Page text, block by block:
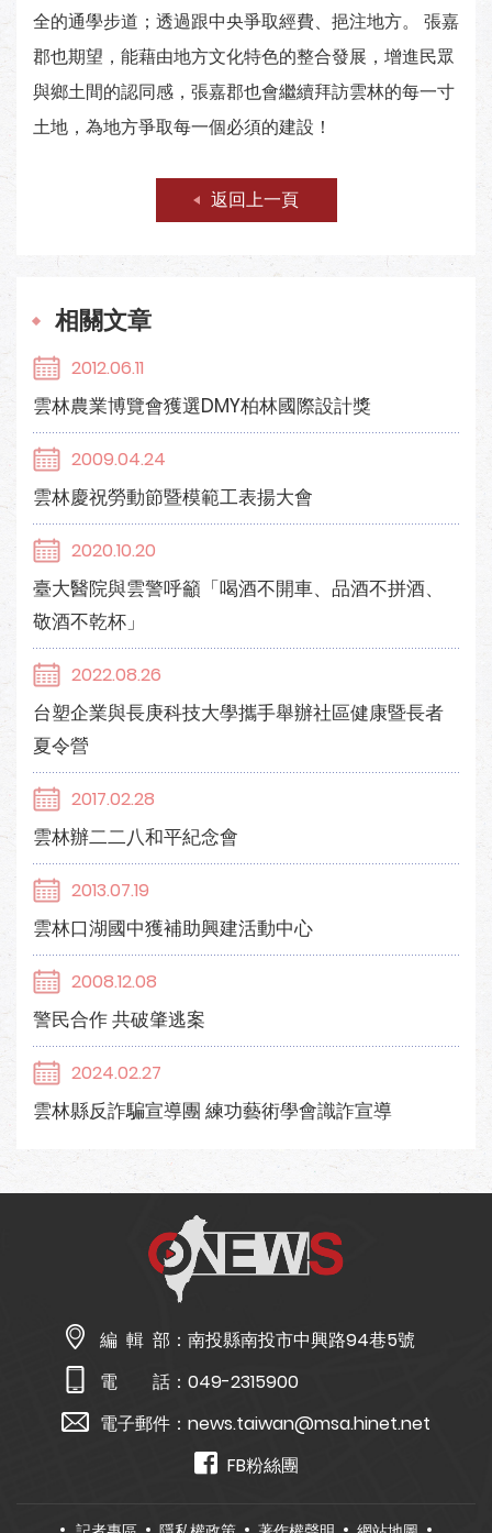
全的通學步道；透過跟中央爭取經費、挹注地方。 張嘉
郡也期望，能藉由地方文化特色的整合發展，增進民眾
與鄉土間的認同感，張嘉郡也會繼續拜訪雲林的每一寸
土地，為地方爭取每一個必須的建設！
返回上一頁
相關文章
2012.06.11
雲林農業博覽會獲選DMY柏林國際設計獎
2009.04.24
雲林慶祝勞動節暨模範工表揚大會
2020.10.20
臺大醫院與雲警呼籲「喝酒不開車、品酒不拼酒、
敬酒不乾杯」
2022.08.26
台塑企業與長庚科技大學攜手舉辦社區健康暨長者
夏令營
2017.02.28
雲林辦二二八和平紀念會
2013.07.19
雲林口湖國中獲補助興建活動中心
2008.12.08
警民合作 共破肇逃案
2024.02.27
雲林縣反詐騙宣導團 練功藝術學會識詐宣導
編 輯 部： 南投縣南投市中興路94巷5號
電 話： 049-2315900
電子郵件： news.taiwan@msa.hinet.net
FB粉絲團